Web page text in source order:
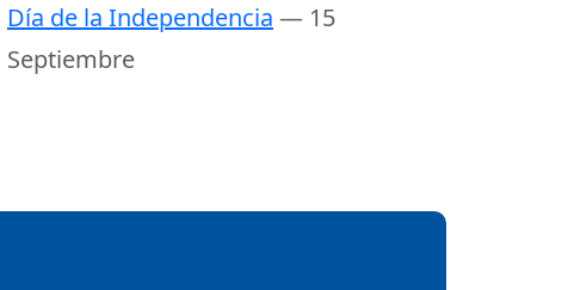
Día de la Independencia — 15
Septiembre